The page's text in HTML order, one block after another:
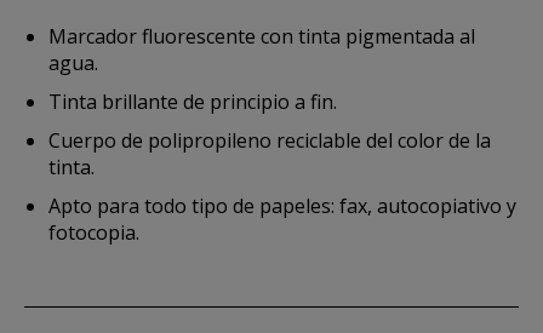
Marcador fluorescente con tinta pigmentada al
agua.
Tinta brillante de principio a fin.
Cuerpo de polipropileno reciclable del color de la
tinta.
Apto para todo tipo de papeles: fax, autocopiativo y
fotocopia.